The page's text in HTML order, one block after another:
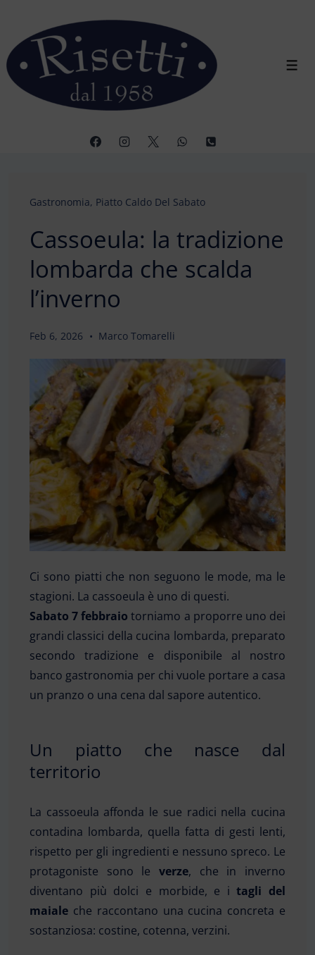
contenuto
principale
Gastronomia, Piatto Caldo Del Sabato
Cassoeula: la tradizione
lombarda che scalda
l’inverno
Feb 6, 2026 Marco Tomarelli
Ci sono piatti che non seguono le mode, ma le
stagioni. La cassoeula è uno di questi.
Sabato 7 febbraio torniamo a proporre uno dei
grandi classici della cucina lombarda, preparato
secondo tradizione e disponibile al nostro
banco gastronomia per chi vuole portare a casa
un pranzo o una cena dal sapore autentico.
Un piatto che nasce dal
territorio
La cassoeula affonda le sue radici nella cucina
contadina lombarda, quella fatta di gesti lenti,
rispetto per gli ingredienti e nessuno spreco. Le
protagoniste sono le verze, che in inverno
diventano più dolci e morbide, e itagli del
maiale che raccontano una cucina concreta e
sostanziosa: costine, cotenna, verzini.